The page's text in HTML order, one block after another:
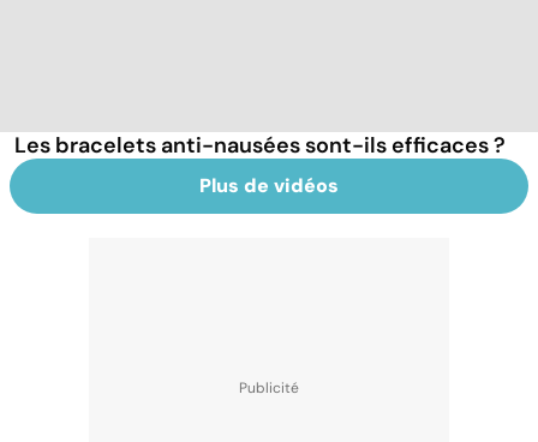
Les bracelets anti-nausées sont-ils efficaces ?
Plus de vidéos